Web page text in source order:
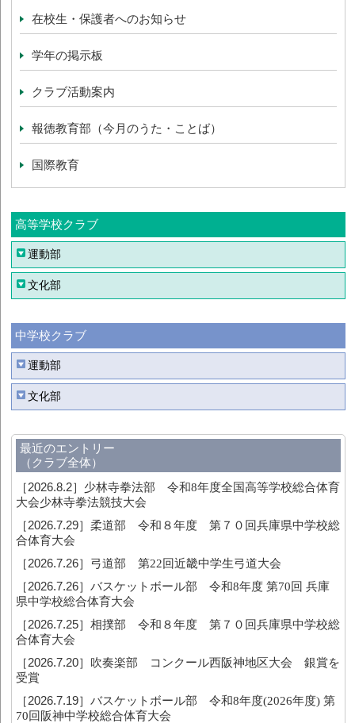
在校生・保護者へのお知らせ
学年の掲示板
クラブ活動案内
報徳教育部（今月のうた・ことば）
国際教育
高等学校クラブ
運動部
文化部
中学校クラブ
運動部
文化部
最近のエントリー
（クラブ全体）
［2026.8.2］ 少林寺拳法部 令和8年度全国高等学校総合体育
大会少林寺拳法競技大会
［2026.7.29］柔道部 令和８年度 第７０回兵庫県中学校総
合体育大会
［2026.7.26］ 弓道部 第22回近畿中学生弓道大会
［2026.7.26］バスケットボール部 令和8年度 第70回 兵庫
県中学校総合体育大会
［2026.7.25］相撲部 令和８年度 第７０回兵庫県中学校総
合体育大会
［2026.7.20］ 吹奏楽部 コンクール西阪神地区大会 銀賞を
受賞
［2026.7.19］バスケットボール部 令和8年度(2026年度) 第
70回阪神中学校総合体育大会